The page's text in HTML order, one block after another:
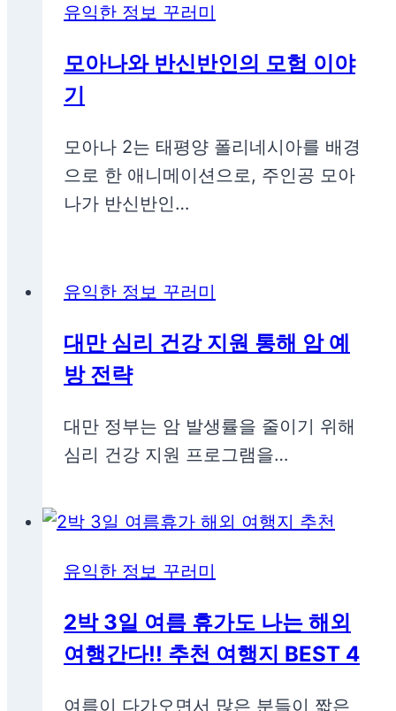
유익한 정보 꾸러미
모아나와 반신반인의 모험 이야
기
모아나 2는 태평양 폴리네시아를 배경
으로 한 애니메이션으로, 주인공 모아
나가 반신반인…
유익한 정보 꾸러미
대만 심리 건강 지원 통해 암 예
방 전략
대만 정부는 암 발생률을 줄이기 위해
심리 건강 지원 프로그램을…
유익한 정보 꾸러미
2박 3일 여름 휴가도 나는 해외
여행간다!! 추천 여행지 BEST 4
여름이 다가오면서 많은 분들이 짧은